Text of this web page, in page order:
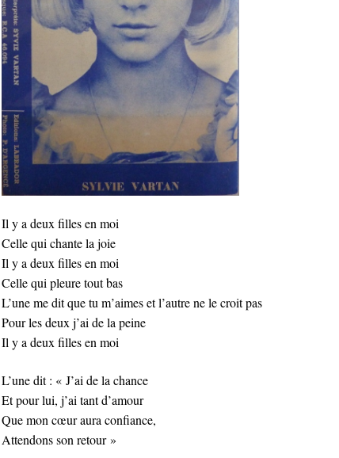
Il y a deux filles en moi
Celle qui chante la joie
Il y a deux filles en moi
Celle qui pleure tout bas
L’une me dit que tu m’aimes et l’autre ne le croit pas
Pour les deux j’ai de la peine
Il y a deux filles en moi
L’une dit : « J’ai de la chance
Et pour lui, j’ai tant d’amour
Que mon cœur aura confiance,
Attendons son retour »